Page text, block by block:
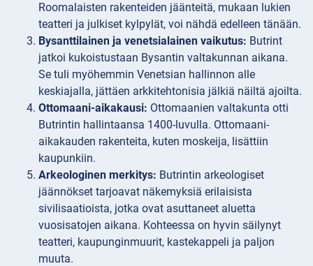
Roomalaisten rakenteiden jäänteitä, mukaan lukien
teatteri ja julkiset kylpylät, voi nähdä edelleen tänään.
Bysanttilainen ja venetsialainen vaikutus: Butrint
jatkoi kukoistustaan Bysantin valtakunnan aikana.
Se tuli myöhemmin Venetsian hallinnon alle
keskiajalla, jättäen arkkitehtonisia jälkiä näiltä ajoilta.
Ottomaani-aikakausi: Ottomaanien valtakunta otti
Butrintin hallintaansa 1400-luvulla. Ottomaani-
aikakauden rakenteita, kuten moskeija, lisättiin
kaupunkiin.
Arkeologinen merkitys: Butrintin arkeologiset
jäännökset tarjoavat näkemyksiä erilaisista
sivilisaatioista, jotka ovat asuttaneet aluetta
vuosisatojen aikana. Kohteessa on hyvin säilynyt
teatteri, kaupunginmuurit, kastekappeli ja paljon
muuta.